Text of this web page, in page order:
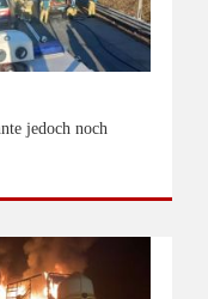
jedoch noch